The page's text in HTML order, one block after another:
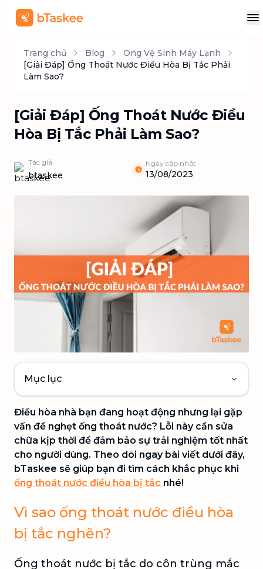
Trang chủ Blog
Ong Vệ Sinh Máy Lạnh
[Giải Đáp] Ống Thoát Nước Điều Hòa Bị Tắc Phải
Làm Sao?
[Giải Đáp] Ống Thoát Nước Điều
Hòa Bị Tắc Phải Làm Sao?
Tác giả
btaskee
Ngày cập nhật
13/08/2023
Mục lục
Điều hòa nhà bạn đang hoạt động nhưng lại gặp
vấn đề nghẹt ống thoát nước? Lỗi này cần sửa
chữa kịp thời để đảm bảo sự trải nghiệm tốt nhất
cho người dùng. Theo dõi ngay bài viết dưới đây,
bTaskee sẽ giúp bạn đi tìm cách khắc phục khi
ống thoát nước điều hòa bị tắc nhé!
Vì sao ống thoát nước điều hòa
bị tắc nghẽn?
Ống thoát nước bị tắc do côn trùng mắc